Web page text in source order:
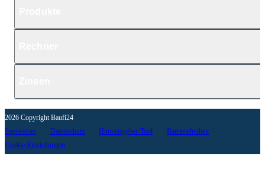
2026 Copyright Baufi24
Impressum
Datenschutz Hinweisgeber-Tool
Barrierefreiheit
Cookie-Einstellungen